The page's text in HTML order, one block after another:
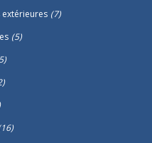
(7)
(5)